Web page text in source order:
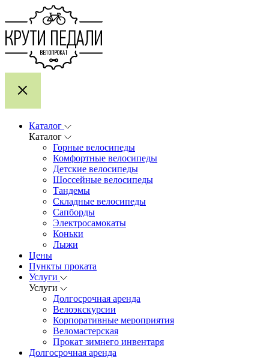
Каталог
Каталог
Горные велосипеды
Комфортные велосипеды
Детские велосипеды
Шоссейные велосипеды
Тандемы
Складные велосипеды
Сапборды
Электросамокаты
Коньки
Лыжи
Цены
Пункты проката
Услуги
Услуги
Долгосрочная аренда
Велоэкскурсии
Корпоративные мероприятия
Веломастерская
Прокат зимнего инвентаря
Долгосрочная аренда